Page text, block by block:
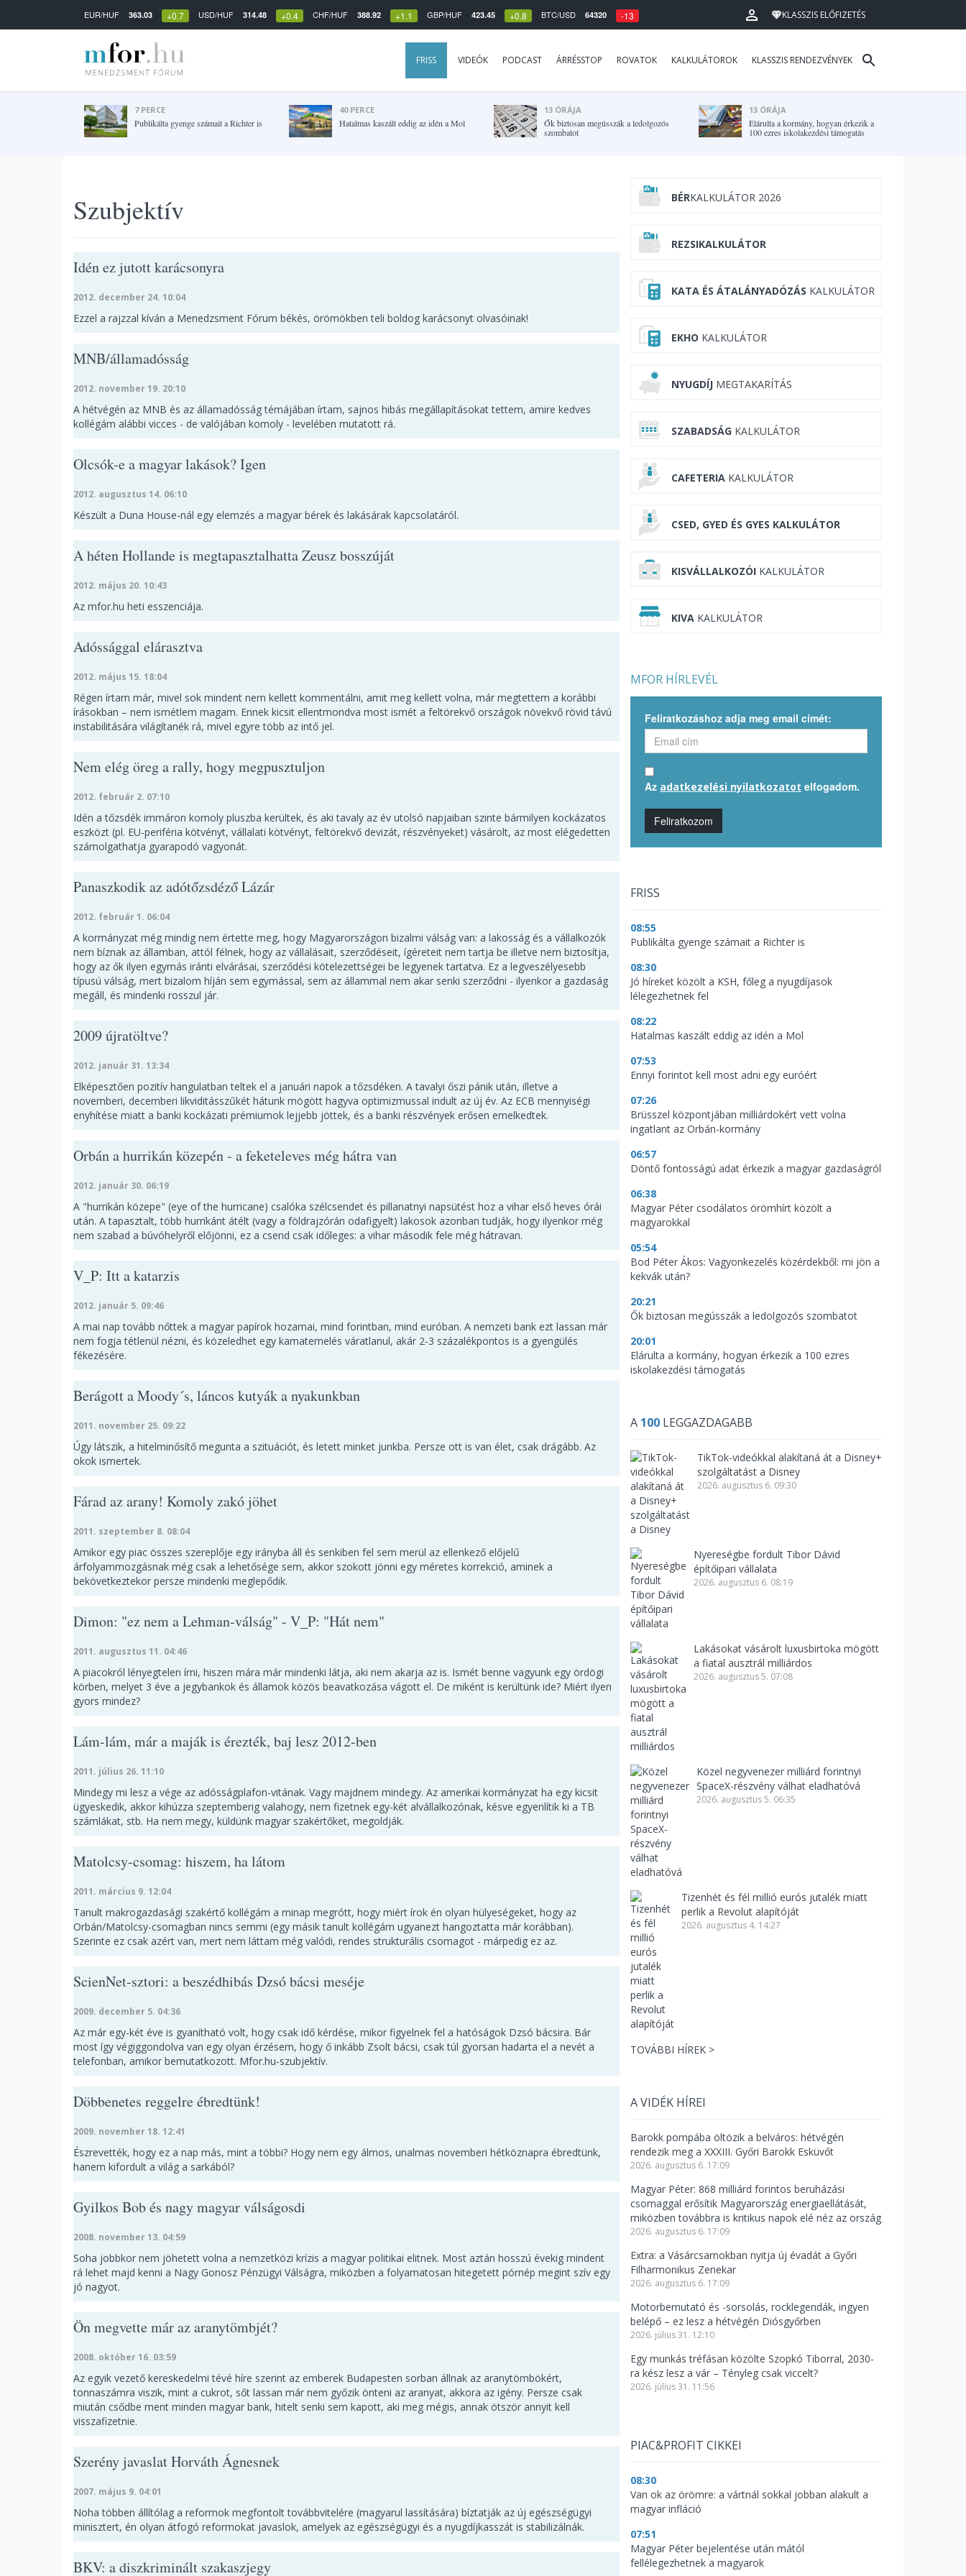
EUR/HUF 363.03 +0.7 USD/HUF 314.48 +0.4 CHF/HUF 388.92 +1.1 GBP/HUF 423.45 +0.8 BTC/USD 64320 -13 KLASSZIS ELŐFIZETÉS
FRISS VIDEÓK PODCAST ÁRRÉSSTOP ROVATOK KALKULÁTOROK KLASSZIS RENDEZVÉNYEK
7 PERCE
Publikálta gyenge számait a Richter is
40 PERCE
Hatalmas kaszált eddig az idén a Mol
13 ÓRÁJA
Ők biztosan megússzák a ledolgozós
szombatot
13 ÓRÁJA
Elárulta a kormány, hogyan érkezik a
100 ezres iskolakezdési támogatás
Szubjektív
Idén ez jutott karácsonyra
2012. december 24. 10:04
Ezzel a rajzzal kíván a Menedzsment Fórum békés, örömökben teli boldog karácsonyt olvasóinak!
MNB/államadósság
2012. november 19. 20:10
A hétvégén az MNB és az államadósság témájában írtam, sajnos hibás megállapításokat tettem, amire kedves
kollégám alábbi vicces - de valójában komoly - levelében mutatott rá.
Olcsók-e a magyar lakások? Igen
2012. augusztus 14. 06:10
Készült a Duna House-nál egy elemzés a magyar bérek és lakásárak kapcsolatáról.
A héten Hollande is megtapasztalhatta Zeusz bosszúját
2012. május 20. 10:43
Az mfor.hu heti esszenciája.
Adóssággal elárasztva
2012. május 15. 18:04
Régen írtam már, mivel sok mindent nem kellett kommentálni, amit meg kellett volna, már megtettem a korábbi
írásokban – nem ismétlem magam. Ennek kicsit ellentmondva most ismét a feltörekvő országok növekvő rövid távú
instabilitására világítanék rá, mivel egyre több az intő jel.
Nem elég öreg a rally, hogy megpusztuljon
2012. február 2. 07:10
Idén a tőzsdék immáron komoly pluszba kerültek, és aki tavaly az év utolsó napjaiban szinte bármilyen kockázatos
eszközt (pl. EU-periféria kötvényt, vállalati kötvényt, feltörekvő devizát, részvényeket) vásárolt, az most elégedetten
számolgathatja gyarapodó vagyonát.
Panaszkodik az adótőzsdéző Lázár
2012. február 1. 06:04
A kormányzat még mindig nem értette meg, hogy Magyarországon bizalmi válság van: a lakosság és a vállalkozók
nem bíznak az államban, attól félnek, hogy az vállalásait, szerződéseit, ígéreteit nem tartja be illetve nem biztosítja,
hogy az ők ilyen egymás iránti elvárásai, szerződési kötelezettségei be legyenek tartatva. Ez a legveszélyesebb
típusú válság, mert bizalom híján sem egymással, sem az állammal nem akar senki szerződni - ilyenkor a gazdaság
megáll, és mindenki rosszul jár.
2009 újratöltve?
2012. január 31. 13:34
Elképesztően pozitív hangulatban teltek el a januári napok a tőzsdéken. A tavalyi őszi pánik után, illetve a
novemberi, decemberi likviditásszűkét hátunk mögött hagyva optimizmussal indult az új év. Az ECB mennyiségi
enyhítése miatt a banki kockázati prémiumok lejjebb jöttek, és a banki részvények erősen emelkedtek.
Orbán a hurrikán közepén - a feketeleves még hátra van
2012. január 30. 06:19
A "hurrikán közepe" (eye of the hurricane) csalóka szélcsendet és pillanatnyi napsütést hoz a vihar első heves órái
után. A tapasztalt, több hurrikánt átélt (vagy a földrajzórán odafigyelt) lakosok azonban tudják, hogy ilyenkor még
nem szabad a búvóhelyről előjönni, ez a csend csak időleges: a vihar második fele még hátravan.
V_P: Itt a katarzis
2012. január 5. 09:46
A mai nap tovább nőttek a magyar papírok hozamai, mind forintban, mind euróban. A nemzeti bank ezt lassan már
nem fogja tétlenül nézni, és közeledhet egy kamatemelés váratlanul, akár 2-3 százalékpontos is a gyengülés
fékezésére.
Berágott a Moody´s, láncos kutyák a nyakunkban
2011. november 25. 09:22
Úgy látszik, a hitelminősítő megunta a szituációt, és letett minket junkba. Persze ott is van élet, csak drágább. Az
okok ismertek.
Fárad az arany! Komoly zakó jöhet
2011. szeptember 8. 08:04
Amikor egy piac összes szereplője egy irányba áll és senkiben fel sem merül az ellenkező előjelű
árfolyammozgásnak még csak a lehetősége sem, akkor szokott jönni egy méretes korrekció, aminek a
bekövetkeztekor persze mindenki meglepődik.
Dimon: "ez nem a Lehman-válság" - V_P: "Hát nem"
2011. augusztus 11. 04:46
A piacokról lényegtelen írni, hiszen mára már mindenki látja, aki nem akarja az is. Ismét benne vagyunk egy ördögi
körben, melyet 3 éve a jegybankok és államok közös beavatkozása vágott el. De miként is kerültünk ide? Miért ilyen
gyors mindez?
Lám-lám, már a maják is érezték, baj lesz 2012-ben
2011. július 26. 11:10
Mindegy mi lesz a vége az adósságplafon-vitának. Vagy majdnem mindegy. Az amerikai kormányzat ha egy kicsit
ügyeskedik, akkor kihúzza szeptemberig valahogy, nem fizetnek egy-két alvállalkozónak, késve egyenlítik ki a TB
számlákat, stb. Ha nem megy, küldünk magyar szakértőket, megoldják.
Matolcsy-csomag: hiszem, ha látom
2011. március 9. 12:04
Tanult makrogazdasági szakértő kollégám a minap megrótt, hogy miért írok én olyan hülyeségeket, hogy az
Orbán/Matolcsy-csomagban nincs semmi (egy másik tanult kollégám ugyanezt hangoztatta már korábban).
Szerinte ez csak azért van, mert nem láttam még valódi, rendes strukturális csomagot - márpedig ez az.
ScienNet-sztori: a beszédhibás Dzsó bácsi meséje
2009. december 5. 04:36
Az már egy-két éve is gyanítható volt, hogy csak idő kérdése, mikor figyelnek fel a hatóságok Dzsó bácsira. Bár
most így végiggondolva van egy olyan érzésem, hogy ő inkább Zsolt bácsi, csak túl gyorsan hadarta el a nevét a
telefonban, amikor bemutatkozott. Mfor.hu-szubjektív.
Döbbenetes reggelre ébredtünk!
2009. november 18. 12:41
Észrevették, hogy ez a nap más, mint a többi? Hogy nem egy álmos, unalmas novemberi hétköznapra ébredtünk,
hanem kifordult a világ a sarkából?
Gyilkos Bob és nagy magyar válságosdi
2008. november 13. 04:59
Soha jobbkor nem jöhetett volna a nemzetközi krízis a magyar politikai elitnek. Most aztán hosszú évekig mindent
rá lehet majd kenni a Nagy Gonosz Pénzügyi Válságra, miközben a folyamatosan hitegetett pórnép megint szív egy
jó nagyot.
Ön megvette már az aranytömbjét?
2008. október 16. 03:59
Az egyik vezető kereskedelmi tévé híre szerint az emberek Budapesten sorban állnak az aranytömbökért,
tonnaszámra viszik, mint a cukrot, sőt lassan már nem győzik önteni az aranyat, akkora az igény. Persze csak
miután csődbe ment minden magyar bank, hitelt senki sem kapott, aki meg mégis, annak ötször annyit kell
visszafizetnie.
Szerény javaslat Horváth Ágnesnek
2007. május 9. 04:01
Noha többen állítólag a reformok megfontolt továbbvitelére (magyarul lassítására) bíztatják az új egészségügyi
minisztert, én olyan átfogó reformokat javaslok, amelyek az egészségügyi és a nyugdíjkasszát is stabilizálnák.
BKV: a diszkriminált szakaszjegy
BÉRKALKULÁTOR 2026
REZSIKALKULÁTOR
KATA ÉS ÁTALÁNYADÓZÁS KALKULÁTOR
EKHO KALKULÁTOR
NYUGDÍJ MEGTAKARÍTÁS
SZABADSÁG KALKULÁTOR
CAFETERIA KALKULÁTOR
CSED, GYED ÉS GYES KALKULÁTOR
KISVÁLLALKOZÓI KALKULÁTOR
KIVA KALKULÁTOR
MFOR HÍRLEVÉL
Feliratkozáshoz adja meg email címét:
Az adatkezelési nyilatkozatot elfogadom.
Feliratkozom
FRISS
08:55
Publikálta gyenge számait a Richter is
08:30
Jó híreket közölt a KSH, főleg a nyugdíjasok
lélegezhetnek fel
08:22
Hatalmas kaszált eddig az idén a Mol
07:53
Ennyi forintot kell most adni egy euróért
07:26
Brüsszel központjában milliárdokért vett volna
ingatlant az Orbán-kormány
06:57
Döntő fontosságú adat érkezik a magyar gazdaságról
06:38
Magyar Péter csodálatos örömhírt közölt a
magyarokkal
05:54
Bod Péter Ákos: Vagyonkezelés közérdekből: mi jön a
kekvák után?
20:21
Ők biztosan megússzák a ledolgozós szombatot
20:01
Elárulta a kormány, hogyan érkezik a 100 ezres
iskolakezdési támogatás
A 100 LEGGAZDAGABB
TikTok-videókkal alakítaná át a Disney+
szolgáltatást a Disney
2026. augusztus 6. 09:30
Nyereségbe fordult Tibor Dávid
építőipari vállalata
2026. augusztus 6. 08:19
Lakásokat vásárolt luxusbirtoka mögött
a fiatal ausztrál milliárdos
2026. augusztus 5. 07:08
Közel negyvenezer milliárd forintnyi
SpaceX-részvény válhat eladhatóvá
2026. augusztus 5. 06:35
Tizenhét és fél millió eurós jutalék miatt
perlik a Revolut alapítóját
2026. augusztus 4. 14:27
TOVÁBBI HÍREK >
A VIDÉK HÍREI
Barokk pompába öltözik a belváros: hétvégén
rendezik meg a XXXIII. Győri Barokk Esküvőt
2026. augusztus 6. 17:09
Magyar Péter: 868 milliárd forintos beruházási
csomaggal erősítik Magyarország energiaellátását,
miközben továbbra is kritikus napok elé néz az ország
2026. augusztus 6. 17:09
Extra: a Vásárcsarnokban nyitja új évadát a Győri
Filharmonikus Zenekar
2026. augusztus 6. 17:09
Motorbemutató és -sorsolás, rocklegendák, ingyen
belépő – ez lesz a hétvégén Diósgyőrben
2026. július 31. 12:10
Egy munkás tréfásan közölte Szopkó Tiborral, 2030-
ra kész lesz a vár – Tényleg csak viccelt?
2026. július 31. 11:56
PIAC&PROFIT CIKKEI
08:30
Van ok az örömre: a vártnál sokkal jobban alakult a
magyar infláció
07:51
Magyar Péter bejelentése után mától
fellélegezhetnek a magyarok